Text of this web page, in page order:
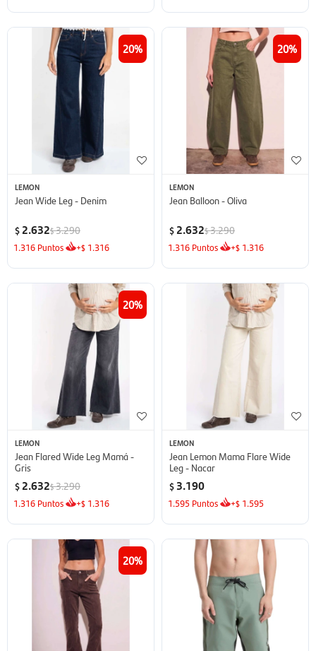
20
LEMON
Jean Wide Leg - Denim
$ 2.632$3.290
1.316 Puntos +$ 1.316
20
LEMON
Jean Balloon - Oliva
$ 2.632$3.290
1.316 Puntos +$ 1.316
20
LEMON
Jean Flared Wide Leg Mamá -
Gris
$ 2.632$3.290
1.316 Puntos +$ 1.316
LEMON
Jean Lemon Mama Flare Wide
Leg - Nacar
$ 3.190
1.595 Puntos +$ 1.595
20